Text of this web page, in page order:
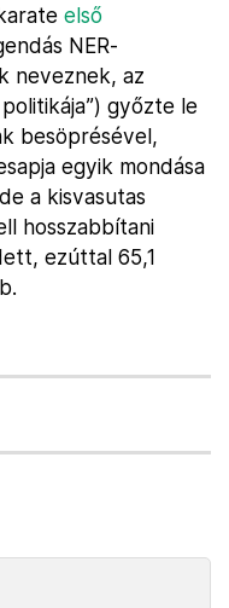
első
NER-
neveznek, az
győzte le
besöprésével,
egyik mondása
a kisvasutas
hosszabbítani
ezúttal 65,1